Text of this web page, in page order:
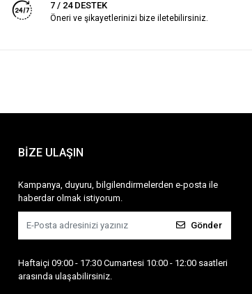
7 / 24 DESTEK
Öneri ve şikayetlerinizi bize iletebilirsiniz.
BİZE ULAŞIN
Kampanya, duyuru, bilgilendirmelerden e-posta ile
haberdar olmak istiyorum.
Gönder
Haftaiçi 09:00 - 17:30 Cumartesi 10:00 - 12:00 saatleri
arasında ulaşabilirsiniz.